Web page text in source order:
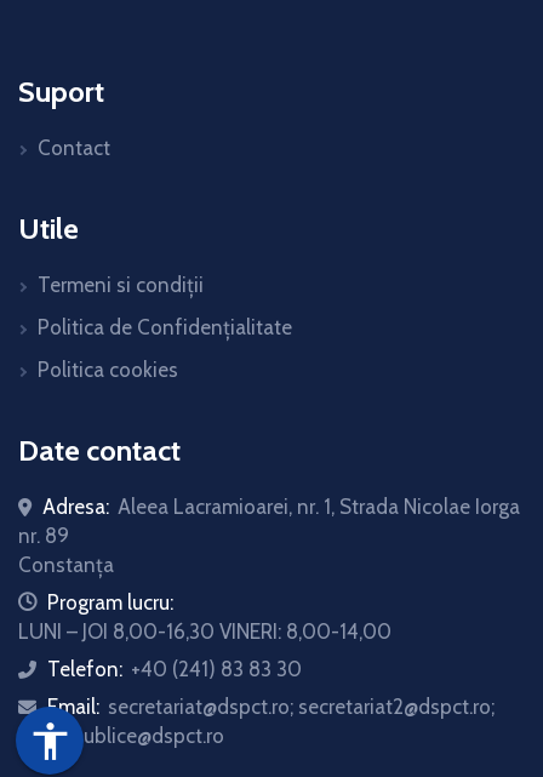
accessibility
Suport
Contact
Utile
Termeni si condiții
Politica de Confidențialitate
Politica cookies
Date contact
Adresa: Aleea Lacramioarei, nr. 1, Strada Nicolae Iorga
nr. 89
Constanța
iconProgram lucru:
LUNI – JOI 8,00-16,30 VINERI: 8,00-14,00
icon
Telefon: +40 (241) 83 83 30
icon
Email: secretariat@dspct.ro; secretariat2@dspct.ro;
relatii.publice@dspct.ro